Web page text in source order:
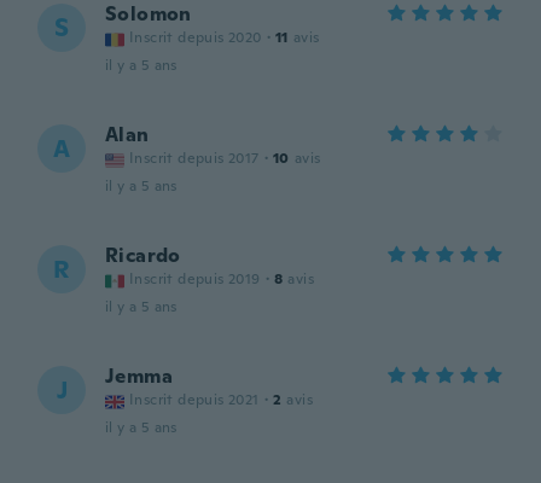
S Solomon
Inscrit depuis 2020 · 11 avis
il y a 5 ans
A Alan
Inscrit depuis 2017 · 10 avis
il y a 5 ans
R Ricardo
Inscrit depuis 2019 · 8 avis
il y a 5 ans
J Jemma
Inscrit depuis 2021 · 2 avis
il y a 5 ans